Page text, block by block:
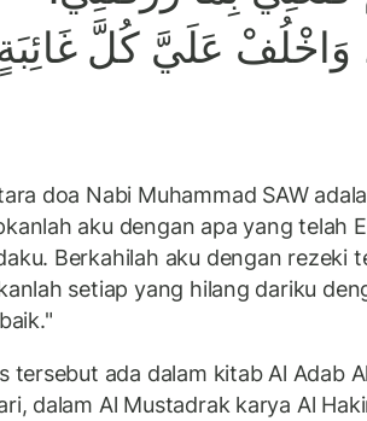
وَاخْلُفْ عَلَيَّ كُلَّ
doa Nabi Muhammad SAW
aku dengan apa yang telah
Berkahilah aku dengan rezeki
setiap yang hilang dariku
tersebut ada dalam kitab Al Adab
dalam Al Mustadrak karya Al